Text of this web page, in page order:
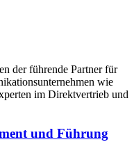
der führende Partner für
wie
im Direktvertrieb und
und Führung